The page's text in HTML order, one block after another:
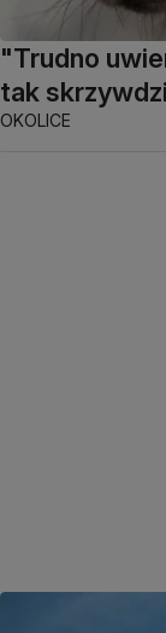
"Trudno
tak
OKOLICE